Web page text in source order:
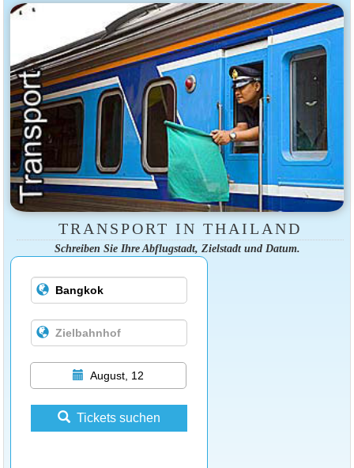
TRANSPORT IN THAILAND
Schreiben Sie Ihre Abflugstadt, Zielstadt und Datum.
August, 12
Tickets suchen